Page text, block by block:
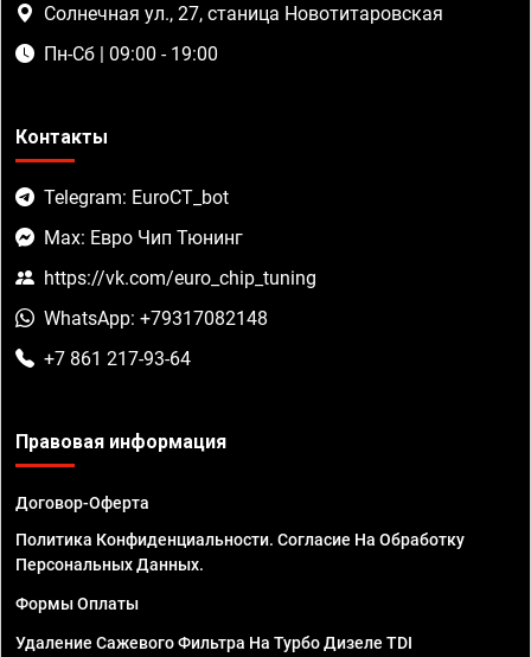
Солнечная ул., 27, станица Новотитаровская
Пн-Сб | 09:00 - 19:00
Контакты
Telegram: EuroCT_bot
Max: Евро Чип Тюнинг
https://vk.com/euro_chip_tuning
WhatsApp: +79317082148
+7 861 217-93-64
Правовая информация
Договор-Оферта
Политика Конфиденциальности. Согласие На Обработку
Персональных Данных.
Формы Оплаты
Удаление Сажевого Фильтра На Турбо Дизеле TDI